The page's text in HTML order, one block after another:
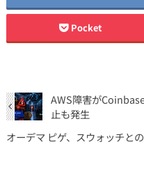
Pocket
AWS障害が
止も発生
オーデマ ピゲ、スウォッチと